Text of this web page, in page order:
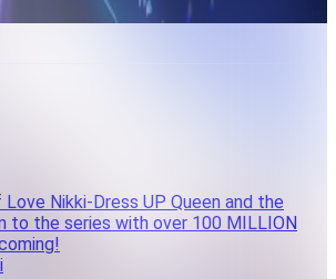
Nikki-Dress UP Queen and the
to the series with over 100 MILLION